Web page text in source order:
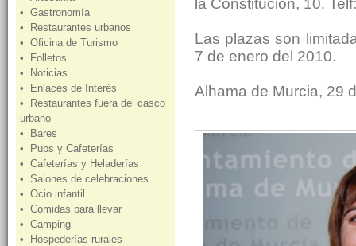
• Gastronomía
• Restaurantes urbanos
• Oficina de Turismo
• Folletos
• Noticias
• Enlaces de Interés
• Restaurantes fuera del casco
urbano
• Bares
• Pubs y Cafeterías
• Cafeterías y Heladerías
• Salones de celebraciones
• Ocio infantil
• Comidas para llevar
• Camping
• Hospederías rurales
la Constitución, 10.
Las plazas son
7 de enero del 2010.
Alhama de Murcia, 29